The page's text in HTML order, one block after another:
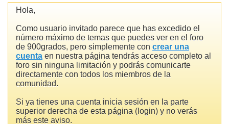
Hola,
Como usuario invitado parece que has excedido el
número máximo de temas que puedes ver en el foro
de 900grados, pero simplemente con crear una
cuenta en nuestra página tendrás acceso completo al
foro sin ninguna limitación y podrás comunicarte
directamente con todos los miembros de la
comunidad.
Si ya tienes una cuenta inicia sesión en la parte
superior derecha de esta página (login) y no verás
más este aviso.